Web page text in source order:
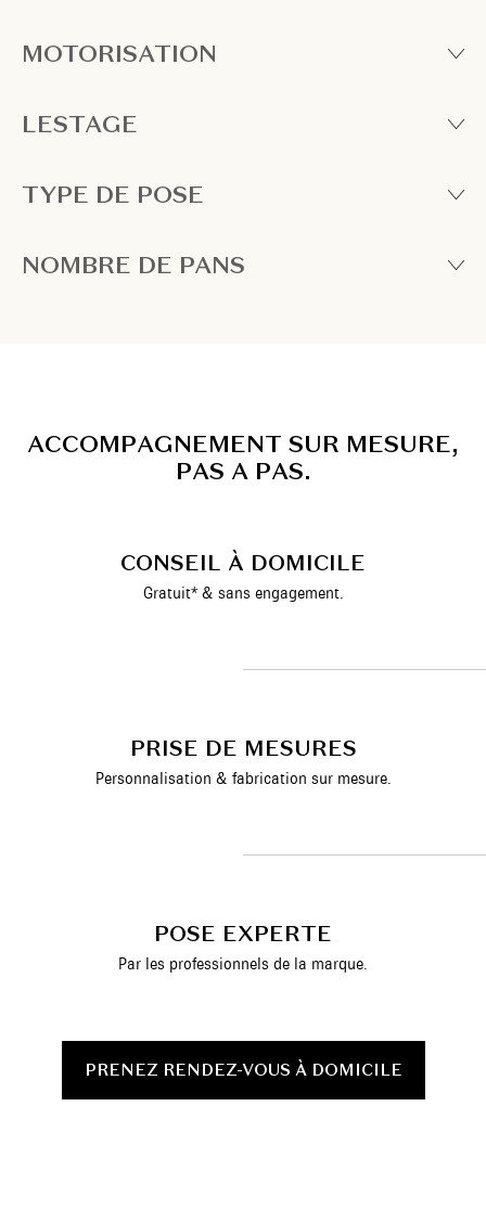
MOTORISATION
LESTAGE
TYPE DE POSE
NOMBRE DE PANS
ACCOMPAGNEMENT SUR MESURE,
PAS A PAS.
CONSEIL À DOMICILE
Gratuit* & sans engagement.
PRISE DE MESURES
Personnalisation & fabrication sur mesure.
POSE EXPERTE
Par les professionnels de la marque.
PRENEZ RENDEZ-VOUS À DOMICILE